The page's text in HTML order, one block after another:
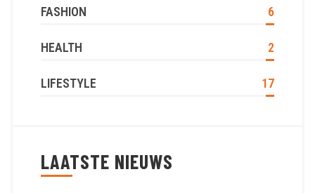
FASHION 6
HEALTH 2
LIFESTYLE 17
LAATSTE NIEUWS